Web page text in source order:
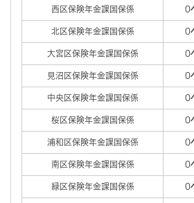
西区保険年金課国保係
北区保険年金課国保係
大宮区保険年金課国保係
見沼区保険年金課国保係
中央区保険年金課国保係
桜区保険年金課国保係
浦和区保険年金課国保係
南区保険年金課国保係
緑区保険年金課国保係